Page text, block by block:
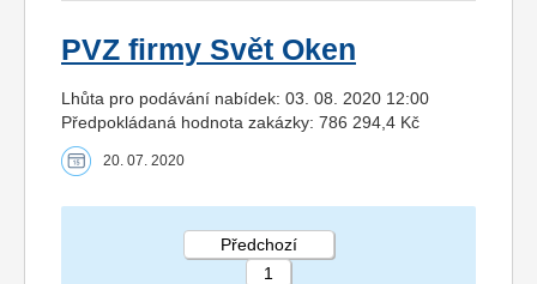
PVZ firmy Svět Oken
Lhůta pro podávání nabídek: 03. 08. 2020 12:00
Předpokládaná hodnota zakázky: 786 294,4 Kč
20. 07. 2020
Předchozí
1